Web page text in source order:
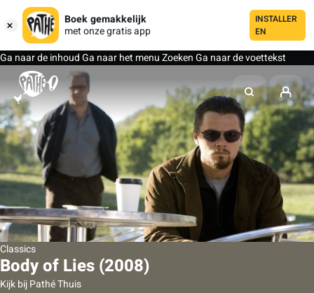
Boek gemakkelijk
met onze gratis app
INSTALLER
EN
Ga naar de inhoudGa naar het menuZoekenGa naar de voettekst
Classics
Body of Lies (2008)
Kijk bij Pathé Thuis